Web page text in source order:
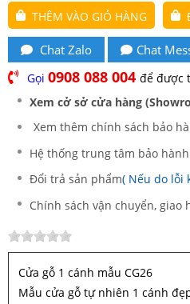
THÊM VÀO GIỎ HÀNG
Chat Zalo Chat
Gọi 0908 088 004 để được
Xem cở sở cửa hàng
Xem thêm chính sách bảo
Hệ thống trung tâm bảo hành
Đổi trả sản phẩm( Nếu do lỗi
Chính sách vận chuyển, giao
Cửa gỗ 1 cánh mẫu CG26
Mẫu cửa gỗ tự nhiên 1 cánh